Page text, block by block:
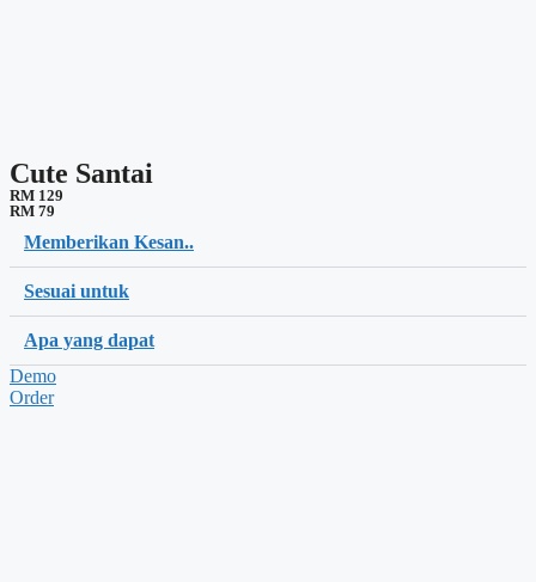
Cute Santai
RM 129
RM 79
Memberikan Kesan..
Sesuai untuk
Apa yang dapat
Demo
Order